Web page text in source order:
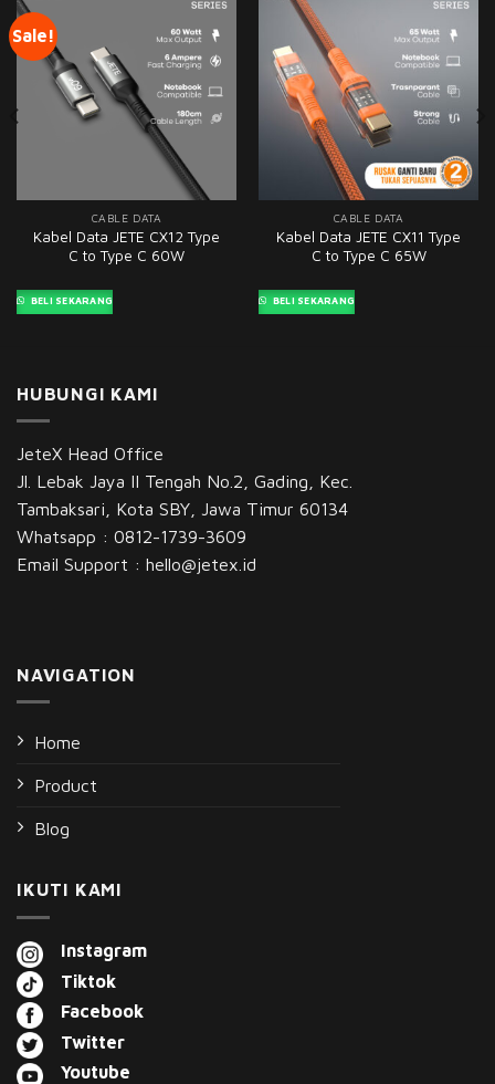
Sale!
CABLE DATA
Kabel Data JETE CX12 Type
C to Type C 60W
BELI SEKARANG
CABLE DATA
Kabel Data JETE CX11 Type
C to Type C 65W
BELI SEKARANG
HUBUNGI KAMI
JeteX Head Office
Jl. Lebak Jaya II Tengah No.2, Gading, Kec.
Tambaksari, Kota SBY, Jawa Timur 60134
Whatsapp : 0812-1739-3609
Email Support : hello@jetex.id
NAVIGATION
Home
Product
Blog
IKUTI KAMI
Instagram
Tiktok
Facebook
Twitter
Youtube